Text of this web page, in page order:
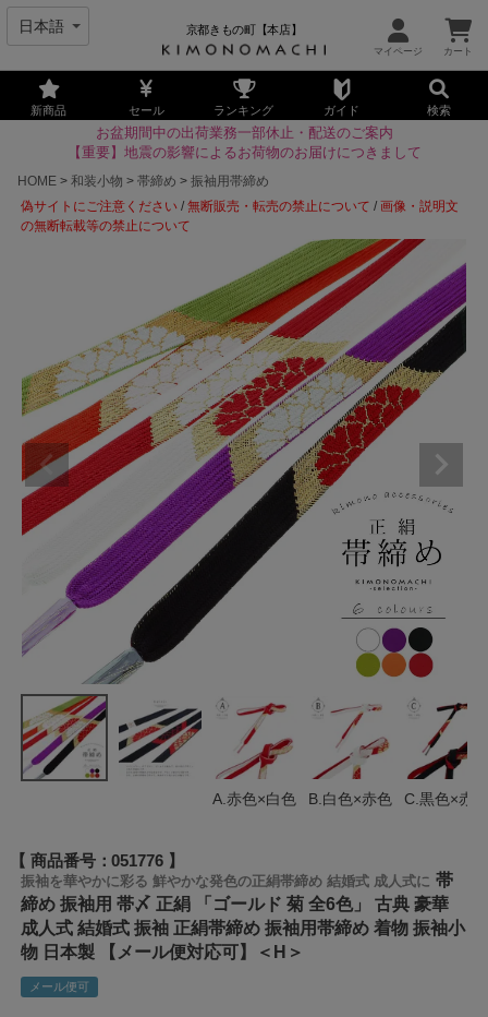
京都きもの町【本店】
新商品 セール ランキング ガイド 検索
お盆期間中の出荷業務一部休止・配送のご案内
【重要】地震の影響によるお荷物のお届けにつきまして
HOME
和装小物 帯締め
振袖用帯締め
偽サイトにご注意ください /無断販売・転売の禁止について /画像・説明文
の無断転載等の禁止について
A.赤色×白色 B.白色×赤色 C.黒色×赤
商品番号 051776
振袖を華やかに彩る 鮮やかな発色の正絹帯締め 結婚式 成人式に 帯
締め 振袖用 帯〆 正絹 「ゴールド 菊 全6色」 古典 豪華
成人式 結婚式 振袖 正絹帯締め 振袖用帯締め 着物 振袖小
物 日本製 【メール便対応可】＜H＞
メール便可